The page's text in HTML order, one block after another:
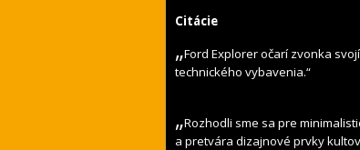
Citácie
„Ford Explorer očarí zvonka
technického vybavenia.“
„Rozhodli sme sa pre
a pretvára dizajnové prvky